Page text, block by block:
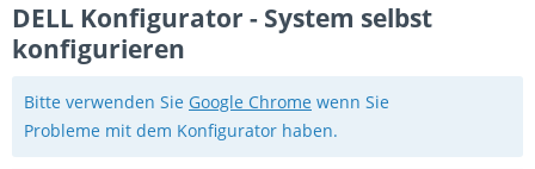
DELL Konfigurator - System selbst
konfigurieren
Bitte verwenden Sie Google Chrome wenn Sie
Probleme mit dem Konfigurator haben.